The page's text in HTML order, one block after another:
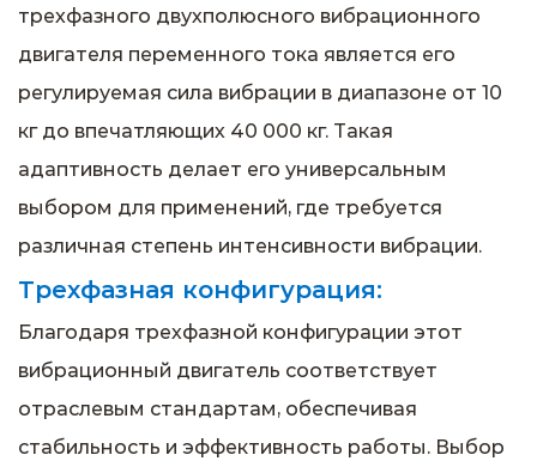
трехфазного двухполюсного вибрационного
двигателя переменного тока является его
регулируемая сила вибрации в диапазоне от 10
кг до впечатляющих 40 000 кг. Такая
адаптивность делает его универсальным
выбором для применений, где требуется
различная степень интенсивности вибрации.
Трехфазная конфигурация:
Благодаря трехфазной конфигурации этот
вибрационный двигатель соответствует
отраслевым стандартам, обеспечивая
стабильность и эффективность работы. Выбор